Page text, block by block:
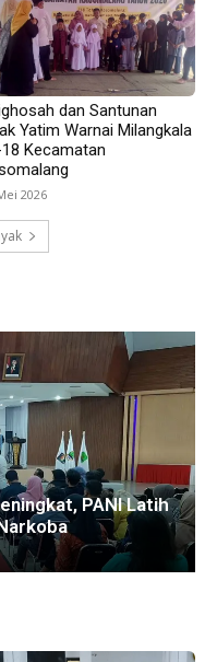
Penataan Batas
Tambak
dan Santunan
Yatim Warnai Milangkala
Kecamatan
2026